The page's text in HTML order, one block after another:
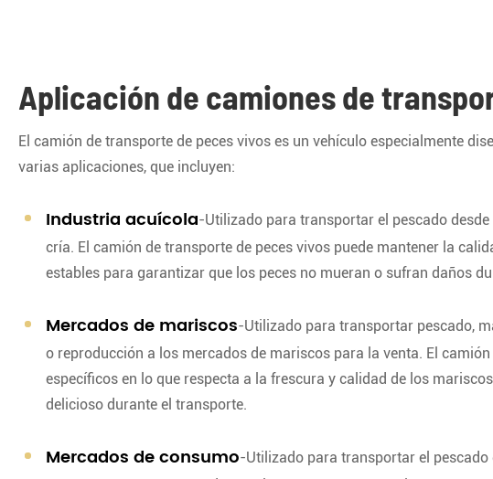
Aplicación de camiones de
El camión de transporte de peces vivos es un vehículo especialmente
varias aplicaciones, que incluyen:
Industria acuícola-Utilizado para transportar el pescado
cría. El camión de transporte de peces vivos puede mantener la
estables para garantizar que los peces no mueran o sufran daños
Mercados de mariscos-Utilizado para transportar pescado,
o reproducción a los mercados de mariscos para la venta. El
específicos en lo que respecta a la frescura y calidad de los
delicioso durante el transporte.
Mercados de consumo-Utilizado para transportar el